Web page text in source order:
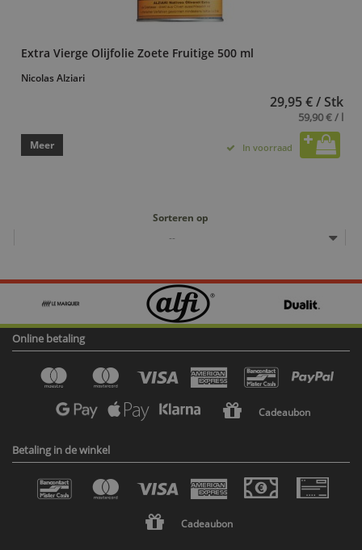
Extra Vierge Olijfolie Zoete Fruitige 500 ml
Nicolas Alziari
29,95 € / Stk
59,90 € / l
Meer In voorraad
Sorteren op
--
Online betaling
Cadeaubon
Betaling in de winkel
Cadeaubon